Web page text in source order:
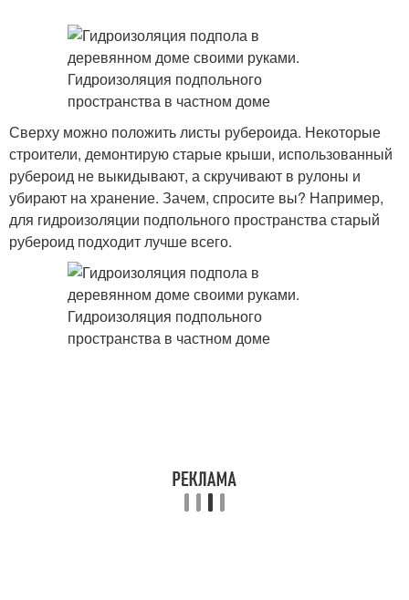
Сверху можно положить листы рубероида. Некоторые
строители, демонтирую старые крыши, использованный
рубероид не выкидывают, а скручивают в рулоны и
убирают на хранение. Зачем, спросите вы? Например,
для гидроизоляции подпольного пространства старый
рубероид подходит лучше всего.